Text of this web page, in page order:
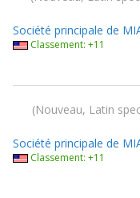
Société principale de
Classement: +11
Nouveau, Latin
Société principale de
Classement: +11